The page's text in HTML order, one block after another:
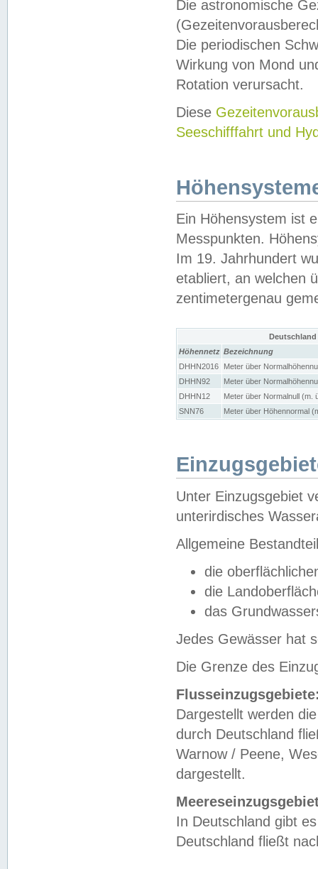
Die astronomische
Die periodischen
Wirkung von Mond
Rotation verursacht.
Diese
Seeschifffahrt und
Ein Höhensystem ist
Messpunkten.
Im 19. Jahrhundert
etabliert, an welchen
zentimetergenau
Höhennetz Bezeichnung
DHHN2016
Meter über
DHHN92
Meter über
DHHN12
Meter über Normalnull (m.
SNN76
Meter über Höhennormal
Unter Einzugsgebiet
unterirdisches
Allgemeine
die
die
das
Jedes Gewässer hat
Die Grenze des
Dargestellt werden
durch Deutschland
Warnow / Peene,
dargestellt.
In Deutschland gibt
Deutschland fließt